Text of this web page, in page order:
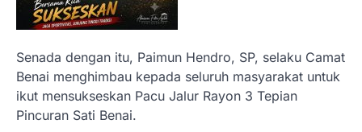
Senada dengan itu, Paimun Hendro, SP, selaku Camat
Benai menghimbau kepada seluruh masyarakat untuk
ikut mensukseskan Pacu Jalur Rayon 3 Tepian
Pincuran Sati Benai.